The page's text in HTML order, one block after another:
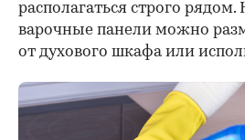
располагаться строго
варочные панели можно
от духового шкафа или